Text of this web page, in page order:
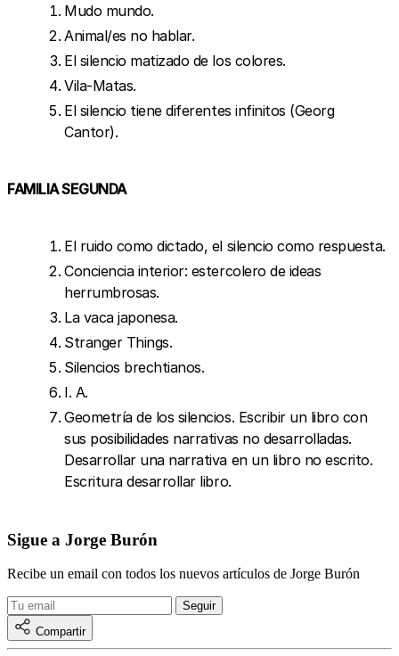
Mudo mundo.
Animal/es no hablar.
El silencio matizado de los colores.
Vila-Matas.
El silencio tiene diferentes infinitos (Georg
Cantor).
FAMILIA SEGUNDA
El ruido como dictado, el silencio como respuesta.
Conciencia interior: estercolero de ideas
herrumbrosas.
La vaca japonesa.
Stranger Things.
Silencios brechtianos.
I. A.
Geometría de los silencios. Escribir un libro con
sus posibilidades narrativas no desarrolladas.
Desarrollar una narrativa en un libro no escrito.
Escritura desarrollar libro.
Sigue a Jorge Burón
Recibe un email con todos los nuevos artículos de Jorge Burón
Compartir